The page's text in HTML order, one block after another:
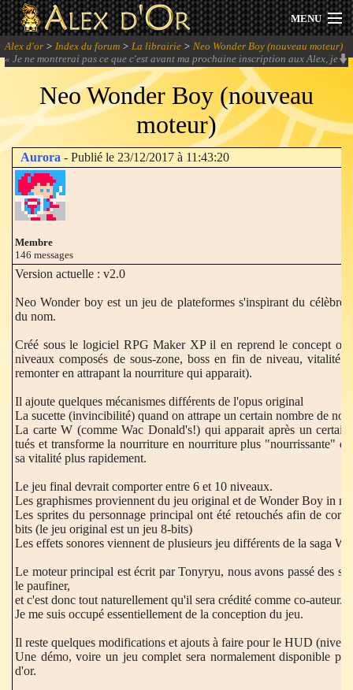
MENU
Actualités
Session 2026
Archives
Forum
Communauté
S'inscrire
Alex d'or > Index du forum > La librairie > Neo Wonder Boy (nouveau moteur)
« Je ne montrerai pas ce que c'est avant ma prochaine inscription aux Alex, je
veux que ça vous pète à laggle ! XD pète = explose hein...
Neo Wonder Boy (nouveau
moteur)
Aurora - Publié le 23/12/2017 à 11:43:20
Membre
146 messages
Version actuelle : v2.0
Neo Wonder boy est un jeu de plateformes s'inspirant du célèbre
du nom.
Créé sous le logiciel RPG Maker XP il en reprend le concept
niveaux composés de sous-zone, boss en fin de niveau, vitalité
remonter en attrapant la nourriture qui apparait).
Il ajoute quelques mécanismes différents de l'opus original
La sucette (invincibilité) quand on attrape un certain nombre de
La carte W (comme Wac Donald's!) qui apparait après un certain
tués et transforme la nourriture en nourriture plus "nourrissante"
sa vitalité plus rapidement.
Le jeu final devrait comporter entre 6 et 10 niveaux.
Les graphismes proviennent du jeu original et de Wonder Boy in
Les sprites du personnage principal ont été retouchés afin de
bits (le jeu original est un jeu 8-bits)
Les effets sonores viennent de plusieurs jeu différents de la saga
Le moteur principal est écrit par Tonyryu, nous avons passé des
le paufiner,
et c'est donc tout naturellement qu'il sera crédité comme co-auteur.
Je me suis occupé essentiellement de la conception du jeu.
Il reste quelques modifications et ajouts à faire pour le HUD
Une démo, voire un jeu complet sera normalement disponible
d'or.